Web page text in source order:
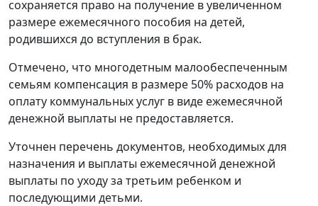
сохраняется право на получение в увеличенном
размере ежемесячного пособия на детей,
родившихся до вступления в брак.
Отмечено, что многодетным малообеспеченным
семьям компенсация в размере 50% расходов на
оплату коммунальных услуг в виде ежемесячной
денежной выплаты не предоставляется.
Уточнен перечень документов, необходимых для
назначения и выплаты ежемесячной денежной
выплаты по уходу за третьим ребенком и
последующими детьми.